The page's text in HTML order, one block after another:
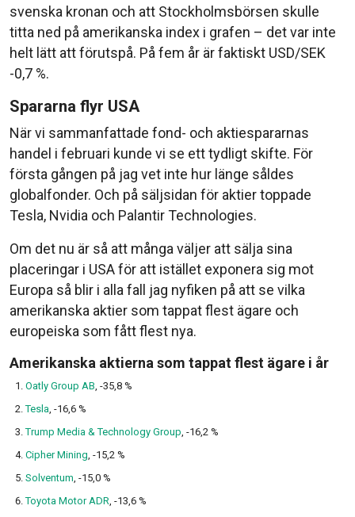
svenska kronan och att Stockholmsbörsen skulle
titta ned på amerikanska index i grafen – det var inte
helt lätt att förutspå. På fem år är faktiskt USD/SEK
-0,7 %.
Spararna flyr USA
När vi sammanfattade fond- och aktiespararnas
handel i februari kunde vi se ett tydligt skifte. För
första gången på jag vet inte hur länge såldes
globalfonder. Och på säljsidan för aktier toppade
Tesla, Nvidia och Palantir Technologies.
Om det nu är så att många väljer att sälja sina
placeringar i USA för att istället exponera sig mot
Europa så blir i alla fall jag nyfiken på att se vilka
amerikanska aktier som tappat flest ägare och
europeiska som fått flest nya.
Amerikanska aktierna som tappat flest ägare i år
Oatly Group AB, -35,8 %
Tesla, -16,6 %
Trump Media & Technology Group, -16,2 %
Cipher Mining, -15,2 %
Solventum, -15,0 %
Toyota Motor ADR, -13,6 %